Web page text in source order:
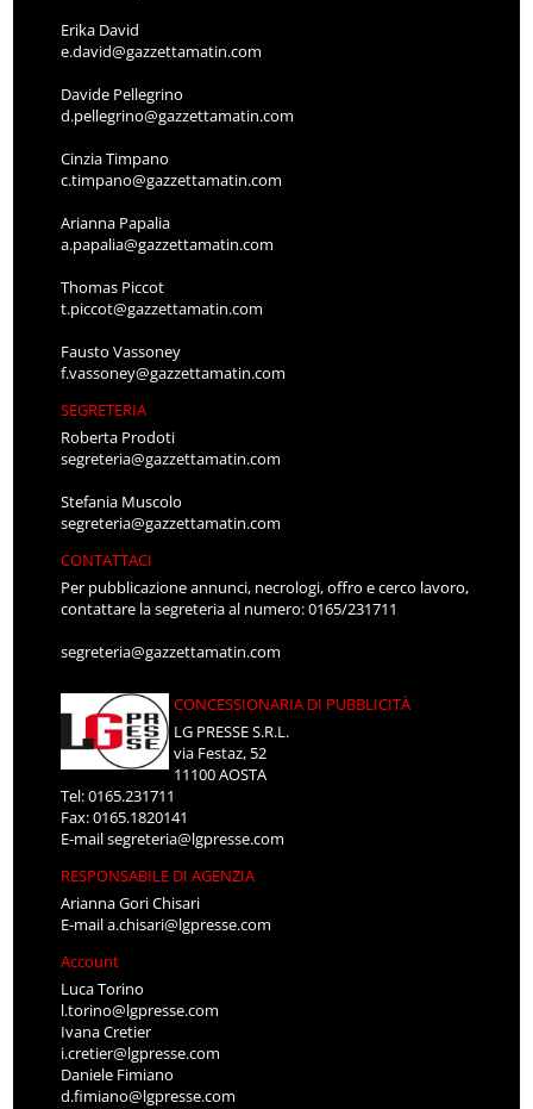
Erika David
e.david@gazzettamatin.com
Davide Pellegrino
d.pellegrino@gazzettamatin.com
Cinzia Timpano
c.timpano@gazzettamatin.com
Arianna Papalia
a.papalia@gazzettamatin.com
Thomas Piccot
t.piccot@gazzettamatin.com
Fausto Vassoney
f.vassoney@gazzettamatin.com
SEGRETERIA
Roberta Prodoti
segreteria@gazzettamatin.com
Stefania Muscolo
segreteria@gazzettamatin.com
CONTATTACI
Per pubblicazione annunci, necrologi, offro e cerco lavoro,
contattare la segreteria al numero: 0165/231711
segreteria@gazzettamatin.com
CONCESSIONARIA DI PUBBLICITÀ
LG PRESSE S.R.L.
via Festaz, 52
11100 AOSTA
Tel: 0165.231711
Fax: 0165.1820141
E-mailsegreteria@lgpresse.com
RESPONSABILE DI AGENZIA
Arianna Gori Chisari
E-maila.chisari@lgpresse.com
Account
Luca Torino
l.torino@lgpresse.com
Ivana Cretier
i.cretier@lgpresse.com
Daniele Fimiano
d.fimiano@lgpresse.com